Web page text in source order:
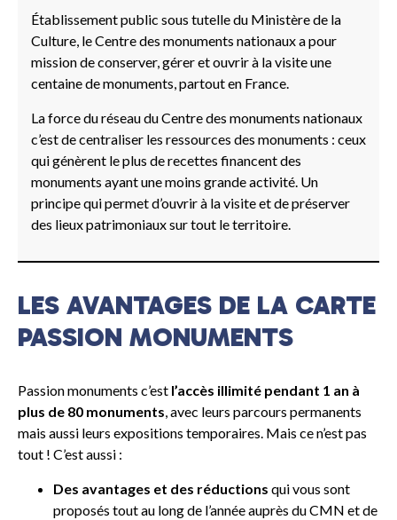
Établissement public sous tutelle du Ministère de la
Culture, le Centre des monuments nationaux a pour
mission de conserver, gérer et ouvrir à la visite une
centaine de monuments, partout en France.
La force du réseau du Centre des monuments nationaux
c’est de centraliser les ressources des monuments : ceux
qui génèrent le plus de recettes financent des
monuments ayant une moins grande activité. Un
principe qui permet d’ouvrir à la visite et de préserver
des lieux patrimoniaux sur tout le territoire.
LES AVANTAGES DE LA CARTE
PASSION MONUMENTS
Passion monuments c’est l’accès illimité pendant 1 an à
plus de 80 monuments, avec leurs parcours permanents
mais aussi leurs expositions temporaires. Mais ce n’est pas
tout ! C’est aussi :
Des avantages et des réductions qui vous sont
proposés tout au long de l’année auprès du CMN et de